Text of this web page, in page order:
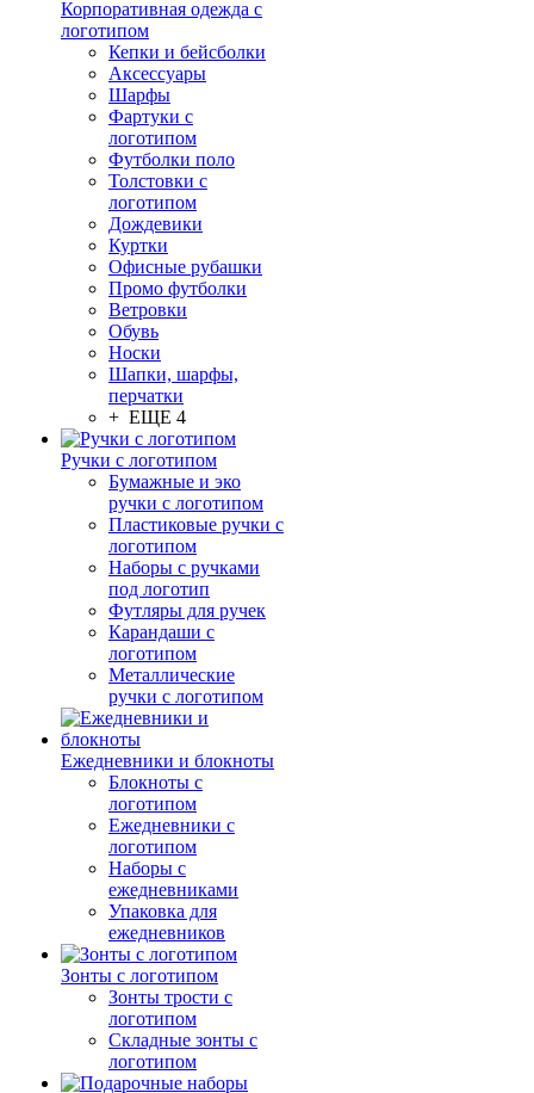
Корпоративная одежда с
логотипом
Кепки и бейсболки
Аксессуары
Шарфы
Фартуки с
логотипом
Футболки поло
Толстовки с
логотипом
Дождевики
Куртки
Офисные рубашки
Промо футболки
Ветровки
Обувь
Носки
Шапки, шарфы,
перчатки
+ ЕЩЕ 4
Ручки с логотипом
Бумажные и эко
ручки с логотипом
Пластиковые ручки с
логотипом
Наборы с ручками
под логотип
Футляры для ручек
Карандаши с
логотипом
Металлические
ручки с логотипом
Ежедневники и блокноты
Блокноты с
логотипом
Ежедневники с
логотипом
Наборы с
ежедневниками
Упаковка для
ежедневников
Зонты с логотипом
Зонты трости с
логотипом
Складные зонты с
логотипом